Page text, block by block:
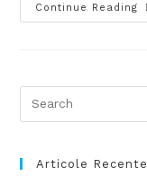
Continue Reading
Articole Recente